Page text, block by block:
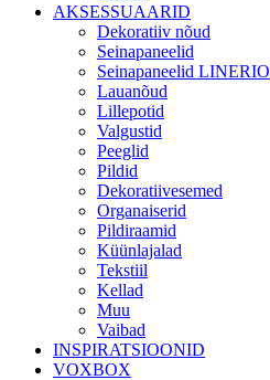
AKSESSUAARID
Dekoratiiv nõud
Seinapaneelid
Seinapaneelid LINERIO
Lauanõud
Lillepotid
Valgustid
Peeglid
Pildid
Dekoratiivesemed
Organaiserid
Pildiraamid
Küünlajalad
Tekstiil
Kellad
Muu
Vaibad
INSPIRATSIOONID
VOXBOX